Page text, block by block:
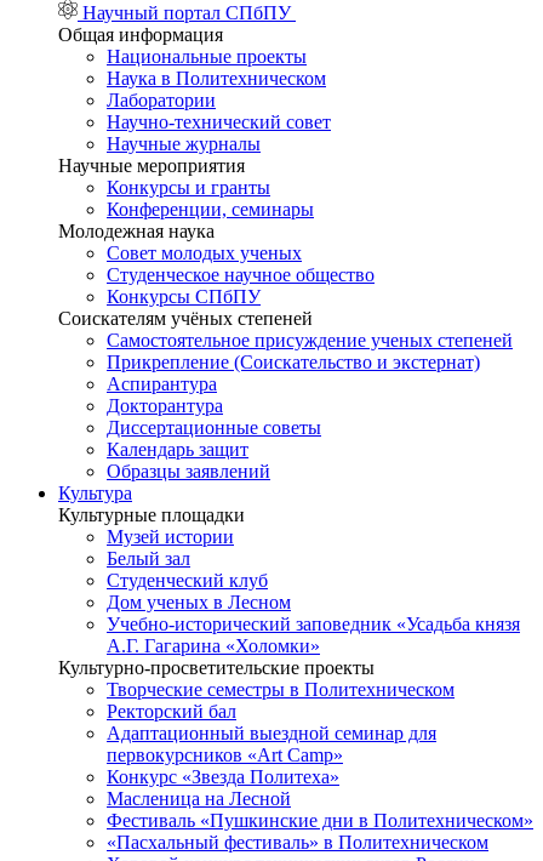
Научный портал СПбПУ
Общая информация
Национальные проекты
Наука в Политехническом
Лаборатории
Научно-технический совет
Научные журналы
Научные мероприятия
Конкурсы и гранты
Конференции, семинары
Молодежная наука
Совет молодых ученых
Студенческое научное общество
Конкурсы СПбПУ
Соискателям учёных степеней
Самостоятельное присуждение ученых степеней
Прикрепление (Соискательство и экстернат)
Аспирантура
Докторантура
Диссертационные советы
Календарь защит
Образцы заявлений
Культура
Культурные площадки
Музей истории
Белый зал
Студенческий клуб
Дом ученых в Лесном
Учебно-исторический заповедник «Усадьба князя
А.Г. Гагарина «Холомки»
Культурно-просветительские проекты
Творческие семестры в Политехническом
Ректорский бал
Адаптационный выездной семинар для
первокурсников «Art Camp»
Конкурс «Звезда Политеха»
Масленица на Лесной
Фестиваль «Пушкинские дни в Политехническом»
«Пасхальный фестиваль» в Политехническом